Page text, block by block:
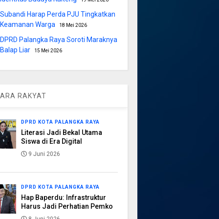
Subandi Harap Perda PJU Tingkatkan
Keamanan Warga
18 Mei 2026
DPRD Palangka Raya Soroti Maraknya
Balap Liar
15 Mei 2026
RAKYAT
DPRD KOTA PALANGKA RAYA
Literasi Jadi Bekal Utama
Siswa di Era Digital
9 Juni 2026
DPRD KOTA PALANGKA RAYA
Hap Baperdu: Infrastruktur
Harus Jadi Perhatian Pemko